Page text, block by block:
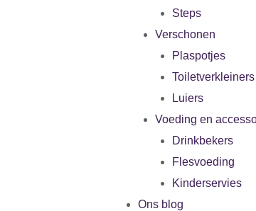
Steps
Verschonen
Plaspotjes
Toiletverkleiners
Luiers
Voeding en
Drinkbekers
Flesvoeding
Kinderservies
Ons blog